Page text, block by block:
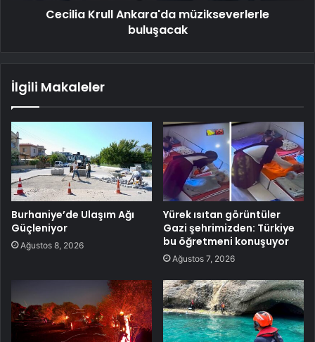
Cecilia Krull Ankara'da müzikseverlerle
buluşacak
İlgili Makaleler
Burhaniye’de Ulaşım Ağı
Güçleniyor
Ağustos 8, 2026
Yürek ısıtan görüntüler
Gazi şehrimizden: Türkiye
bu öğretmeni konuşuyor
Ağustos 7, 2026